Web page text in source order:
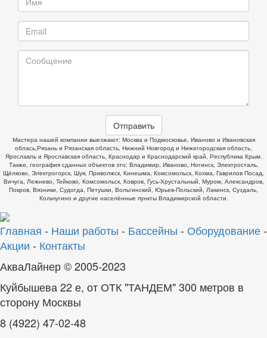
Отправить
Мастера нашей компании выезжают: Москва и Подмосковье, Иваново и Ивановская
облась,Рязань и Рязанская область, Нижний Новгород и Нижегородская область,
Ярославль и Ярославская область, Краснодар и Краснодарский край, Республика Крым.
Также, география сданных объектов это: Владимир, Иваново, Ногинск, Электросталь,
Щёлково, Электрогорск, Шуя, Приволжск, Кинешма, Комсомольск, Кохма, Гаврилов Посад,
Вичуга, Лежнево, Тейково, Комсомольск, Ковров, Гусь-Хрустальный, Муром, Александров,
Покров, Вязники, Судогда, Петушки, Вольгинский, Юрьев-Польский, Лакинск, Суздаль,
Кольчугино и другие населённые пункты Владимирской области.
Главная - Наши работы - Бассейны - Оборудование-
Акции - Контакты
АкваЛайнер © 2005-2023
Куйбышева 22 е, от ОТК "ТАНДЕМ" 300 метров в
сторону Москвы
8 (4922) 47-02-48